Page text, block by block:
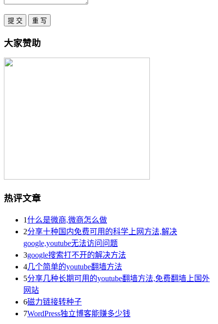
大家赞助
热评文章
1什么是微商,微商怎么做
2分享十种国内免费可用的科学上网方法,解决
google,youtube无法访问问题
3google搜索打不开的解决方法
4几个简单的youtube翻墙方法
5分享几种长期可用的youtube翻墙方法,免费翻墙上国外
网站
6磁力链接转种子
7WordPress独立博客能赚多少钱